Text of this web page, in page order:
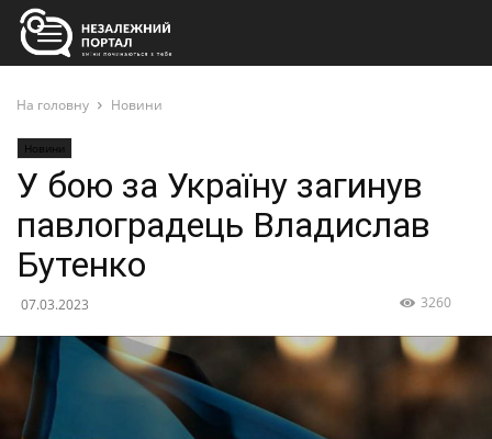
На головну Новини
Новини
У бою за Україну загинув
павлоградець Владислав
Бутенко
07.03.2023 3260